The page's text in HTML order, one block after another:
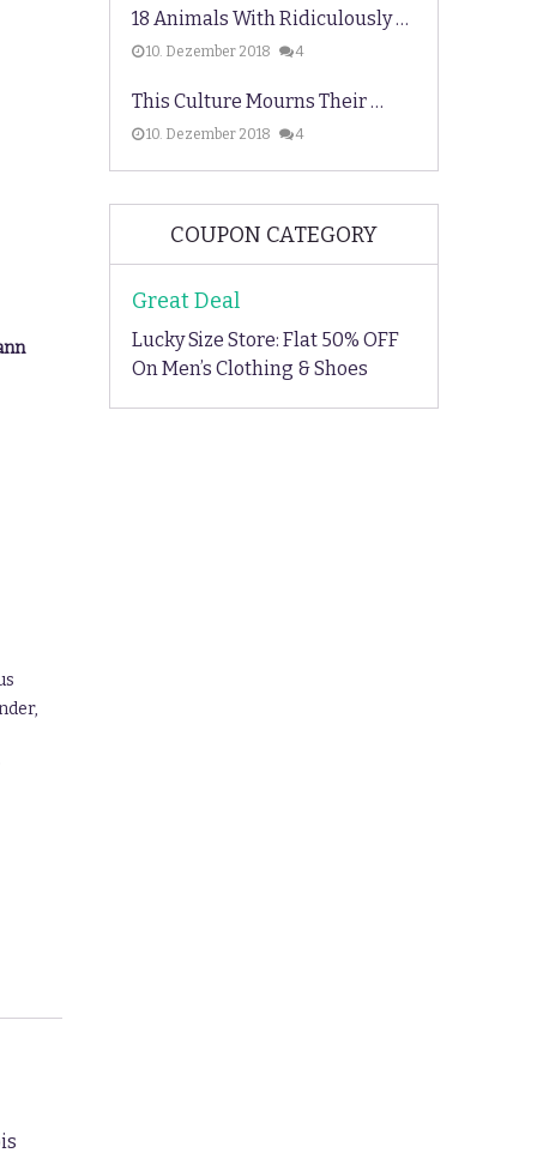
18 Animals With Ridiculously …
10. Dezember 2018 4
This Culture Mourns Their …
10. Dezember 2018 4
COUPON CATEGORY
Great Deal
Lucky Size Store: Flat 50% OFF
On Men’s Clothing & Shoes